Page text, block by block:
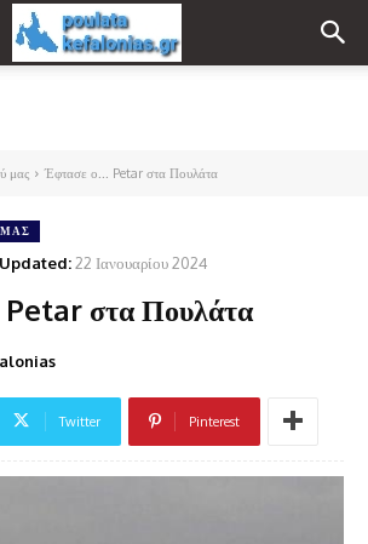
μας Έφτασε ο... Petar στα Πουλάτα
ΜΑΣ
Updated:22 Ιανουαρίου 2024
στα Πουλάτα
Twitter Pinterest